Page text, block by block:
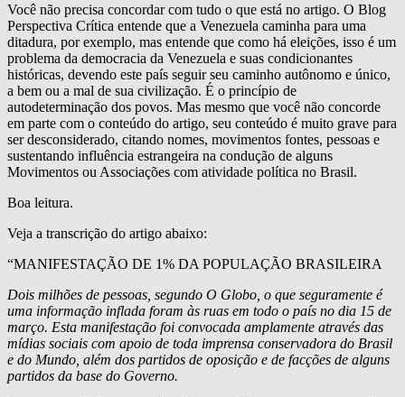
Você não precisa concordar com tudo o que está no artigo. O Blog
Perspectiva Crítica entende que a Venezuela caminha para uma
ditadura, por exemplo, mas entende que como há eleições, isso é um
problema da democracia da Venezuela e suas condicionantes
históricas, devendo este país seguir seu caminho autônomo e único,
a bem ou a mal de sua civilização. É o princípio de
autodeterminação dos povos. Mas mesmo que você não concorde
em parte com o conteúdo do artigo, seu conteúdo é muito grave para
ser desconsiderado, citando nomes, movimentos fontes, pessoas e
sustentando influência estrangeira na condução de alguns
Movimentos ou Associações com atividade política no Brasil.
Boa leitura.
Veja a transcrição do artigo abaixo:
“MANIFESTAÇÃO DE 1% DA POPULAÇÃO BRASILEIRA
Dois milhões de pessoas, segundo O Globo, o que seguramente é
uma informação inflada foram às ruas em todo o país no dia 15 de
março. Esta manifestação foi convocada amplamente através das
mídias sociais com apoio de toda imprensa conservadora do Brasil
e do Mundo, além dos partidos de oposição e de facções de alguns
partidos da base do Governo.